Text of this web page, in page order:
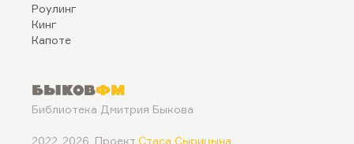
Роулинг
Кинг
Капоте
БыковФМ
Библиотека Дмитрия Быкова
2022..2026. Проект Стаса Сырицына